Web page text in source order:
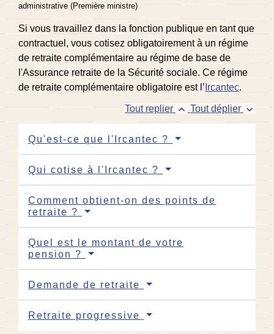
administrative (Première ministre)
Si vous travaillez dans la fonction publique en tant que
contractuel, vous cotisez obligatoirement à un régime
de retraite complémentaire au régime de base de
l'Assurance retraite de la Sécurité sociale. Ce régime
de retraite complémentaire obligatoire est l’ Ircantec.
Tout replier keyboard_arrow_up Tout déplier keyboard_arrow_down
Qu'est-ce que l'Ircantec ?
Qui cotise à l'Ircantec ?
Comment obtient-on des points de
retraite ?
Quel est le montant de votre
pension ?
Demande de retraite
Retraite progressive